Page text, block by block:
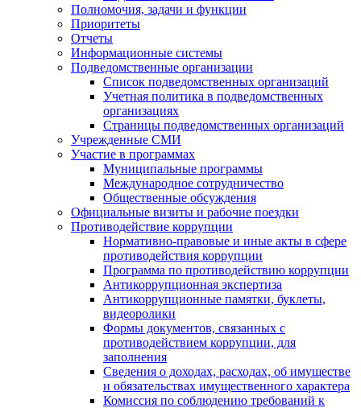
Полномочия, задачи и функции
Приоритеты
Отчеты
Информационные системы
Подведомственные организации
Список подведомственных организаций
Учетная политика в подведомственных
организациях
Страницы подведомственных организаций
Учрежденные СМИ
Участие в программах
Муниципальные программы
Международное сотрудничество
Общественные обсуждения
Официальные визиты и рабочие поездки
Противодействие коррупции
Нормативно-правовые и иные акты в сфере
противодействия коррупции
Программа по противодействию коррупции
Антикоррупционная экспертиза
Антикоррупционные памятки, буклеты,
видеоролики
Формы документов, связанных с
противодействием коррупции, для
заполнения
Сведения о доходах, расходах, об имуществе
и обязательствах имущественного характера
Комиссия по соблюдению требований к